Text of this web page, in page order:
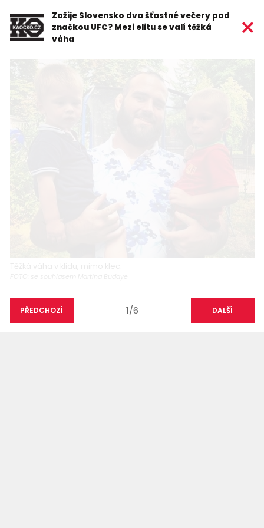
Zažije Slovensko dva šťastné večery pod
značkou UFC? Mezi elitu se valí těžká
váha
PŘEDCHOZÍ 1/6 DALŠÍ